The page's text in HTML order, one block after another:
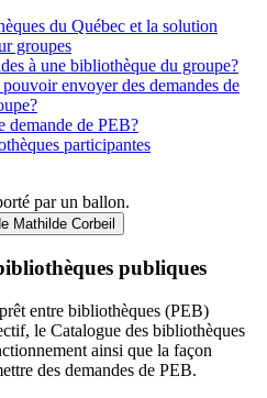
du Québec et la solution
groupes
à une bibliothèque du groupe?
envoyer des demandes de
demande de PEB?
participantes
Mathilde Corbeil
publiques
entre bibliothèques (PEB)
le Catalogue des bibliothèques
ainsi que la façon
des demandes de PEB.